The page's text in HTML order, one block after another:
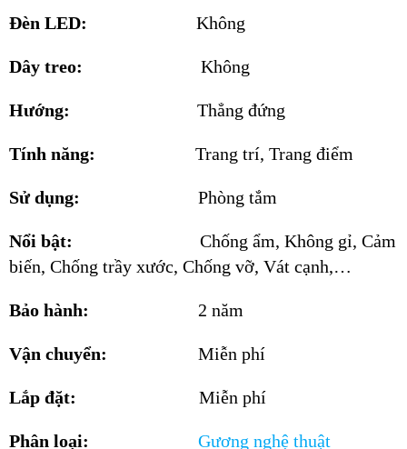
Đèn LED: Không
Dây treo: Không
Hướng: Thẳng đứng
Tính năng: Trang trí, Trang điểm
Sử dụng: Phòng tắm
Nổi bật: Chống ẩm, Không gỉ, Cảm
biến, Chống trầy xước, Chống vỡ, Vát cạnh,…
Bảo hành: 2 năm
Vận chuyển: Miễn phí
Lắp đặt: Miễn phí
Phân loại: Gương nghệ thuật